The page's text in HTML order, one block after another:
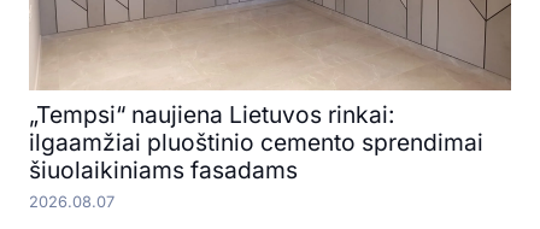
„Tempsi“ naujiena Lietuvos rinkai:
ilgaamžiai pluoštinio cemento sprendimai
šiuolaikiniams fasadams
2026.08.07